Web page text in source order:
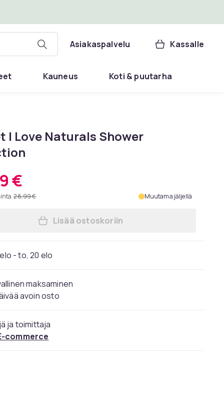
Asiakaspalvelu Kassalle
Kauneus Koti & puutarha
I Love Naturals Shower
€
28,99 € Muutama jäljellä
Lisää Giftset I Love Naturals
Lisää ostoskoriin
- to, 20 elo
maksaminen
avoin osto
ja toimittaja
commerce